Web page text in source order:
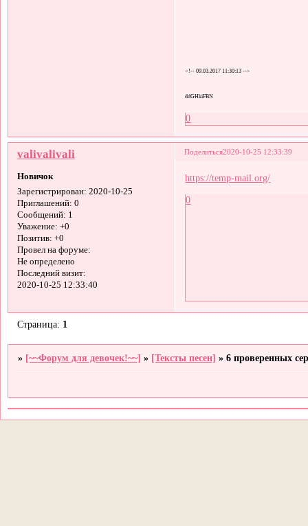
<!-- 09.03.2017 11:30:13 -->
ddGHkiFBN
0
Поделиться2020-10-25 12:33:39
valivalivali
Новичок
Зарегистрирован: 2020-10-25
Приглашений: 0
Сообщений: 1
Уважение: +0
Позитив: +0
Провел на форуме:
Не определено
Последний визит:
2020-10-25 12:33:40
https://temp-mail.org/
0
Страница: 1
» [~~Форум для девочек!~~] » [Тексты песен] »6 проверенных